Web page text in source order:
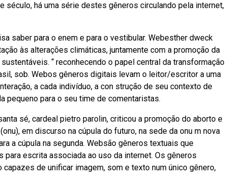
século, há uma série destes gêneros circulando pela internet,
saber para o enem e para o vestibular. Webesther dweck
às alterações climáticas, juntamente com a promoção da
“ reconhecendo o papel central da transformação
sob. Webos gêneros digitais levam o leitor/escritor a uma
a cada indivíduo, a con strução de seu contexto de
pequeno para o seu time de comentaristas.
sé, cardeal pietro parolin, criticou a promoção do aborto e
em discurso na cúpula do futuro, na sede da onu m nova
a cúpula na segunda. Websão gêneros textuais que
escrita associada ao uso da internet. Os gêneros
de unificar imagem, som e texto num único gênero,